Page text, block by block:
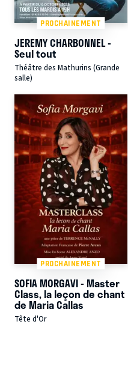
PROCHAINEMENT
JEREMY CHARBONNEL -
Seul tout
Théâtre des Mathurins (Grande
salle)
PROCHAINEMENT
SOFIA MORGAVI - Master
Class, la leçon de chant
de Maria Callas
Tête d'Or